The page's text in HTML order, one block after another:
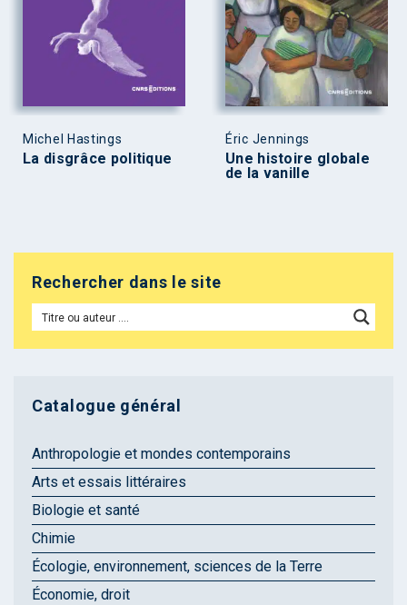
Michel Hastings
La disgrâce politique
Éric Jennings
Une histoire globale
de la vanille
Rechercher dans le site
Catalogue général
Anthropologie et mondes contemporains
Arts et essais littéraires
Biologie et santé
Chimie
Écologie, environnement, sciences de la Terre
Économie, droit